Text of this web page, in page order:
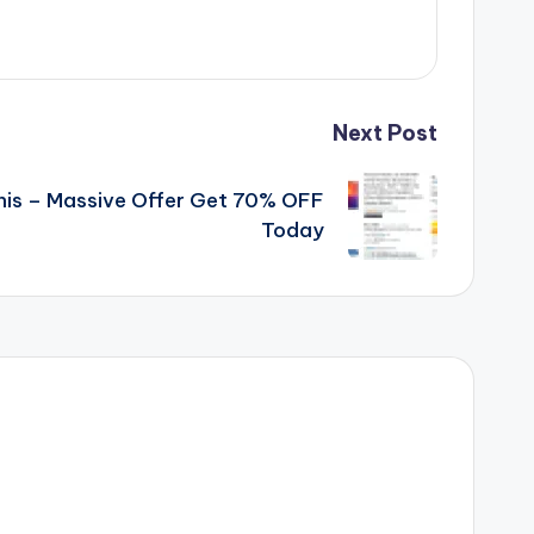
Next Post
– Massive Offer Get 70% OFF
Today